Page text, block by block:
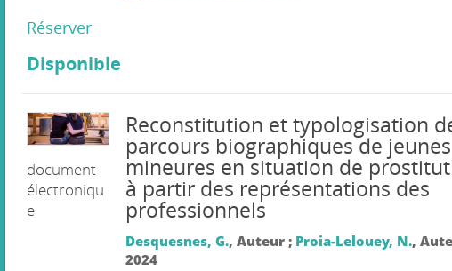
Réserver
Disponible
document
électroniqu
e
Reconstitution et typologisation
parcours biographiques de jeunes
mineures en situation de
à partir des représentations des
professionnels
Desquesnes, G., Auteur ; Proia-Lelouey, N.,
2024